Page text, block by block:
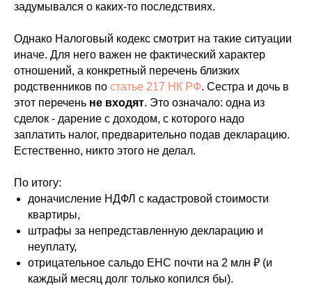
задумывался о каких-то последствиях.
Однако Налоговый кодекс смотрит на такие ситуации
иначе. Для него важен не фактический характер
отношений, а конкретный перечень близких
родственников по статье 217 НК РФ. Сестра и дочь в
этот перечень не входят. Это означало: одна из
сделок - дарение с доходом, с которого надо
заплатить налог, предварительно подав декларацию.
Естественно, никто этого не делал.
По итогу:
доначисление НДФЛ с кадастровой стоимости
квартиры,
штрафы за непредставленную декларацию и
неуплату,
отрицательное сальдо ЕНС почти на 2 млн ₽ (и
каждый месяц долг только копился бы).